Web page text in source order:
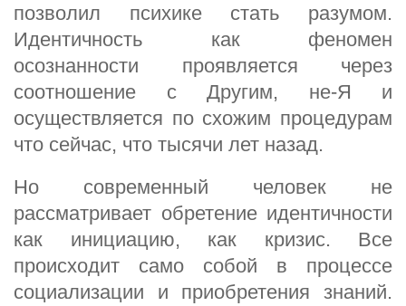
позволил психике стать разумом.
Идентичность как феномен
осознанности проявляется через
соотношение с Другим, не-Я и
осуществляется по схожим процедурам
что сейчас, что тысячи лет назад.
Но современный человек не
рассматривает обретение идентичности
как инициацию, как кризис. Все
происходит само собой в процессе
социализации и приобретения знаний.